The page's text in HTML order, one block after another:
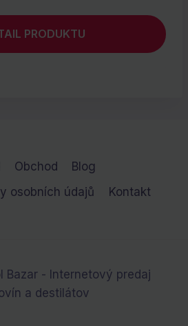
PRODUKTU
Obchod
Blog
osobních údajů
Kontakt
Bazar - Internetový predaj
a destilátov